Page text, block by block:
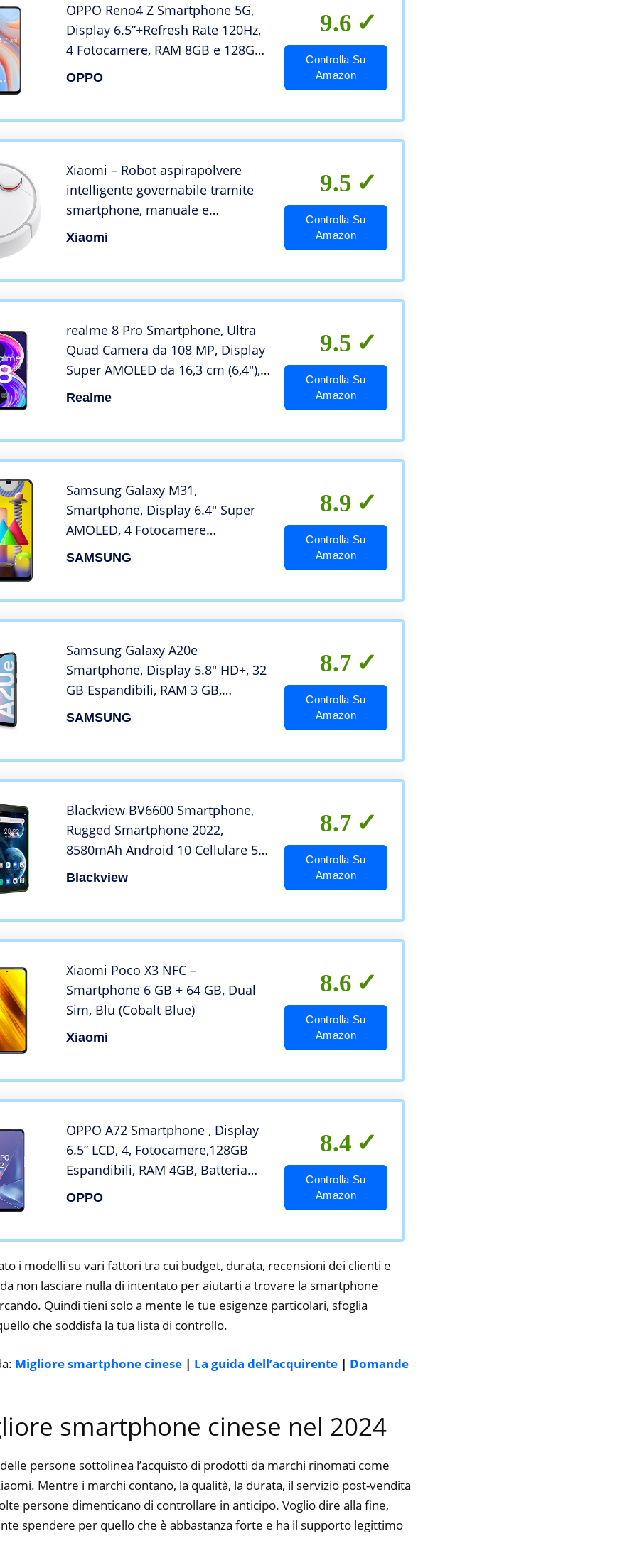
OPPO Reno4 Z Smartphone 5G,
Display 6.5”+Refresh Rate 120Hz,
4 Fotocamere, RAM 8GB e 128GB
Non Espandibile, Batteria 4000
OPPO
9.6
Controlla Su
Amazon
Xiaomi – Robot aspirapolvere
intelligente governabile tramite
smartphone, manuale e
applicazione in inglese/cinese,
Xiaomi
9.5
Controlla Su
Amazon
realme 8 Pro Smartphone, Ultra
Quad Camera da 108 MP, Display
Super AMOLED da 16,3 cm (6,4″),
Ricarica SuperDart da 50W,
Realme
9.5
Controlla Su
Amazon
Samsung Galaxy M31,
Smartphone, Display 6.4″ Super
AMOLED, 4 Fotocamere
Posteriori, 64GB Espandibili, RAM
SAMSUNG
8.9
Controlla Su
Amazon
Samsung Galaxy A20e
Smartphone, Display 5.8″ HD+, 32
GB Espandibili, RAM 3 GB,
Batteria 3000 mAh, 4G, Dual SIM,
SAMSUNG
8.7
Controlla Su
Amazon
Blackview BV6600 Smartphone,
Rugged Smartphone 2022,
8580mAh Android 10 Cellulare 5,7
Pollici HD+ 4GB RAM+64GB
Blackview
8.7
Controlla Su
Amazon
Xiaomi Poco X3 NFC –
Smartphone 6 GB + 64 GB, Dual
Sim, Blu (Cobalt Blue)
Xiaomi
8.6
Controlla Su
Amazon
OPPO A72 Smartphone , Display
6.5” LCD, 4, Fotocamere,128GB
Espandibili, RAM 4GB, Batteria
5000mAh, Dual Sim, 2022
OPPO
8.4
Controlla Su
Amazon
i modelli su vari fattori tra cui budget, durata, recensioni dei clienti e
non lasciare nulla di intentato per aiutarti a trovare la smartphone
Quindi tieni solo a mente le tue esigenze particolari, sfoglia
che soddisfa la tua lista di controllo.
Migliore smartphone cinese | La guida dell’acquirente | Domande
smartphone cinese nel 2024
persone sottolinea l’acquisto di prodotti da marchi rinomati come
Mentre i marchi contano, la qualità, la durata, il servizio post-vendita
persone dimenticano di controllare in anticipo. Voglio dire alla fine,
spendere per quello che è abbastanza forte e ha il supporto legittimo